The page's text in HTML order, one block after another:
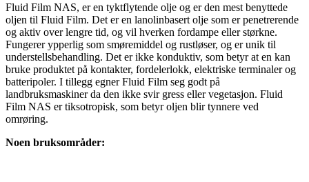
Fluid Film NAS, er en tyktflytende olje og er den mest benyttede
oljen til Fluid Film. Det er en lanolinbasert olje som er penetrerende
og aktiv over lengre tid, og vil hverken fordampe eller størkne.
Fungerer ypperlig som smøremiddel og rustløser, og er unik til
understellsbehandling. Det er ikke konduktiv, som betyr at en kan
bruke produktet på kontakter, fordelerlokk, elektriske terminaler og
batteripoler. I tillegg egner Fluid Film seg godt på
landbruksmaskiner da den ikke svir gress eller vegetasjon. Fluid
Film NAS er tiksotropisk, som betyr oljen blir tynnere ved
omrøring.
Noen bruksområder: